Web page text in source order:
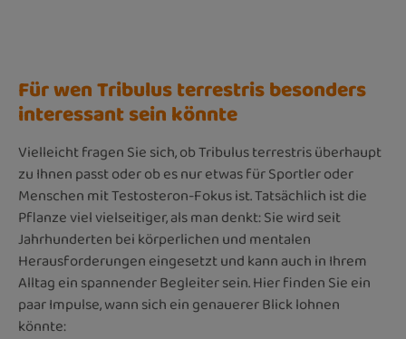
Für wen Tribulus terrestris besonders
interessant sein könnte
Vielleicht fragen Sie sich, ob Tribulus terrestris überhaupt
zu Ihnen passt oder ob es nur etwas für Sportler oder
Menschen mit Testosteron-Fokus ist. Tatsächlich ist die
Pflanze viel vielseitiger, als man denkt: Sie wird seit
Jahrhunderten bei körperlichen und mentalen
Herausforderungen eingesetzt und kann auch in Ihrem
Alltag ein spannender Begleiter sein. Hier finden Sie ein
paar Impulse, wann sich ein genauerer Blick lohnen
könnte: